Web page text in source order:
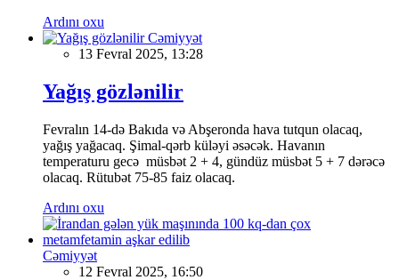
Ardını oxu
Cəmiyyət
13 Fevral 2025, 13:28
Yağış gözlənilir
Fevralın 14-də Bakıda və Abşeronda hava tutqun olacaq,
yağış yağacaq. Şimal-qərb küləyi əsəcək. Havanın
temperaturu gecə müsbət 2 + 4, gündüz müsbət 5 + 7 dərəcə
olacaq. Rütubət 75-85 faiz olacaq.
Ardını oxu
Cəmiyyət
12 Fevral 2025, 16:50